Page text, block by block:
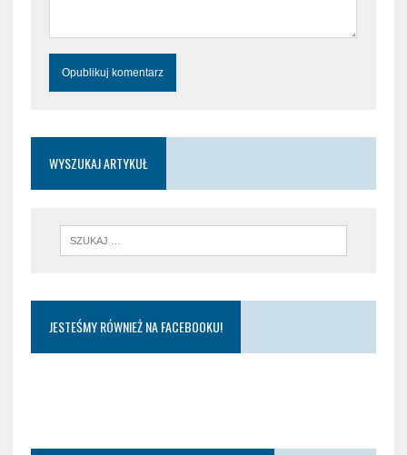
WYSZUKAJ ARTYKUŁ
JESTEŚMY RÓWNIEŻ NA FACEBOOKU!